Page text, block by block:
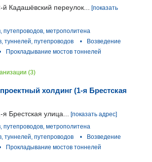
й Кадашёвский переулок...
[показать
путепроводов, метрополитена
туннелей, путепроводов •
Возведение
Прокладывание мостов тоннелей
(3)
холдинг (1-я Брестская
я Брестская улица...
[показать адрес]
путепроводов, метрополитена
туннелей, путепроводов •
Возведение
Прокладывание мостов тоннелей